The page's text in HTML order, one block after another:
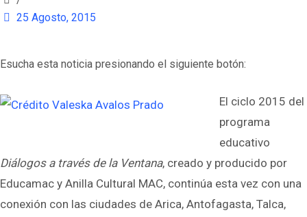
25 Agosto, 2015
Esucha esta noticia presionando el siguiente botón:
El ciclo 2015 del
programa
educativo
Diálogos a través de la Ventana, creado y producido por
Educamac y Anilla Cultural MAC, continúa esta vez con una
conexión con las ciudades de Arica, Antofagasta, Talca,